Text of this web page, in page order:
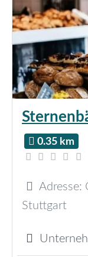
0.35 km
Adresse:
Stuttgart